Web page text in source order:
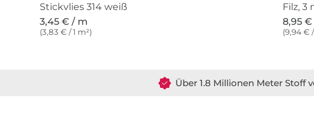
Stickvlies 314 weiß
3,45 € / m
(3,83 € / 1 m²)
Filz, 3
8,95
(9,94 € /
Über 1.8 Millionen Meter Stoff